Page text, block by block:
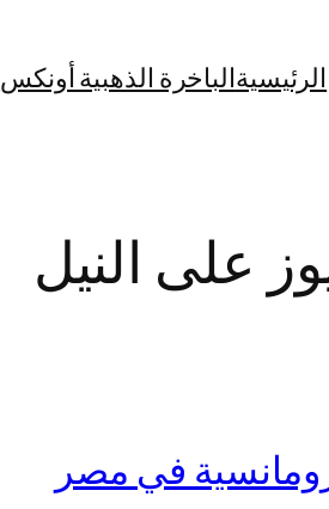
الرئيسيةالباخرة الذهبية أونكس
على النيل
في مصر